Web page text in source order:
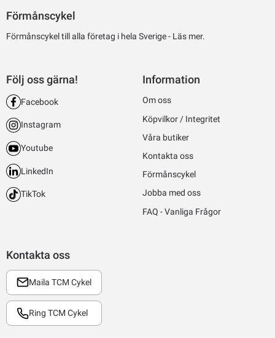
Förmånscykel
Förmånscykel till alla företag i hela Sverige - Läs mer.
Kontakta oss
Maila TCM Cykel
Ring TCM Cykel
Följ oss gärna!
Facebook
Instagram
Youtube
LinkedIn
TikTok
Information
Om oss
Köpvilkor / Integritet
Våra butiker
Kontakta oss
Förmånscykel
Jobba med oss
FAQ - Vanliga Frågor